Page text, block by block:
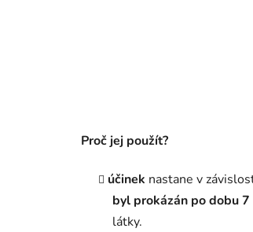
Proč jej použít?
účinek nastane v
byl prokázán po dobu 7
látky.